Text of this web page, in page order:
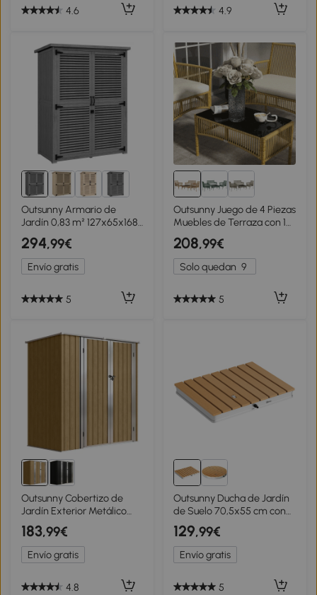
4.6 4.9
Outsunny Armario de
Jardín 0,83 m² 127x65x168
cm con 2 Puertas de
Persiana 2 Estantes 2 Asas
y Techo Impermeable Gris
294,99€
Envío gratis
5
Outsunny Juego de 4 Piezas
Muebles de Terraza con 1
Sofá de 2 Plazas 2 Sillones
y 1 Mesa de Centro con
Encimera de Cristal Beige
208,99€
Solo quedan 9
5
Outsunny Cobertizo de
Jardín Exterior Metálico
1,37 m² 163x89x163 cm con
Techo Inclinado, Puertas
con Pestillo y Guantes
Marrón
183,99€
Envío gratis
4.8
Outsunny Ducha de Jardín
de Suelo 70,5x55 cm con
Chorro hasta 4 m con
Estructura de Aluminio
Resistente a los Rayos UV
129,99€
Envío gratis
5